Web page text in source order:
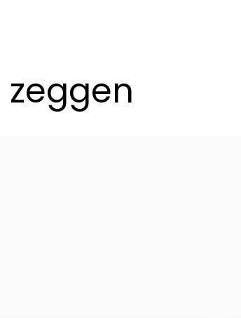
zeggen